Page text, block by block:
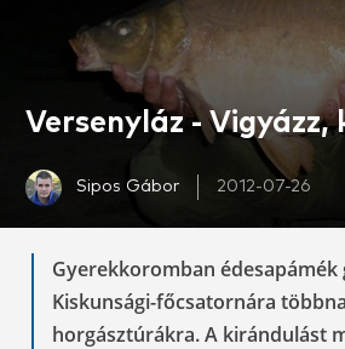
Versenyláz - Vigyázz,
Sipos Gábor 2012-07-26
Gyerekkoromban édesapámék
Kiskunsági-főcsatornára
horgásztúrákra. A kirándulást